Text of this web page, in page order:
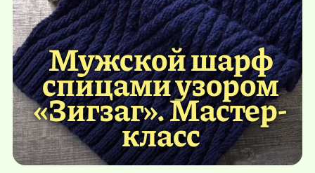
Мужской шарф
спицами узором
«Зигзаг». Мастер-
класс